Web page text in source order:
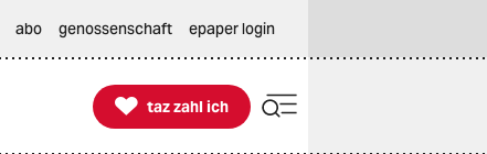
abo genossenschaft epaper login

taz zahl ich
taz zahl ich